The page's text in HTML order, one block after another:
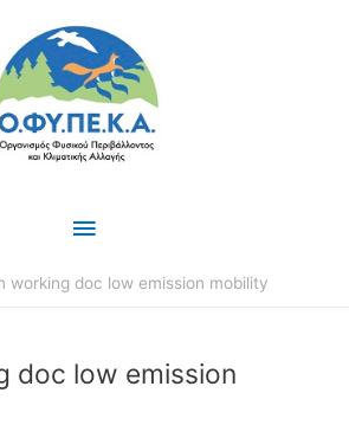
Κύριο
Μενού
working doc low emission mobility
doc low emission